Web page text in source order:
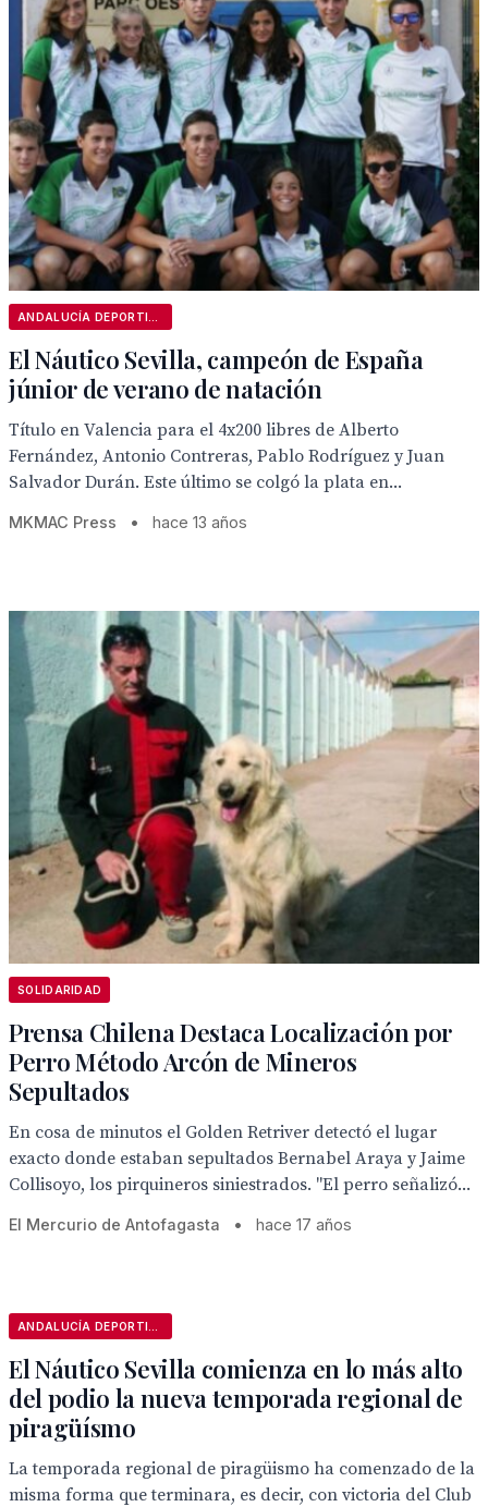
El Náutico Sevilla, campeón de España
júnior de verano de natación
Título en Valencia para el 4x200 libres de Alberto
Fernández, Antonio Contreras, Pablo Rodríguez y Juan
Salvador Durán. Este último se colgó la plata en...
MKMAC Press • hace 13 años
SOLIDARIDAD
Prensa Chilena Destaca Localización por
Perro Método Arcón de Mineros
Sepultados
En cosa de minutos el Golden Retriver detectó el lugar
exacto donde estaban sepultados Bernabel Araya y Jaime
Collisoyo, los pirquineros siniestrados. "El perro señalizó...
El Mercurio de Antofagasta • hace 17 años
El Náutico Sevilla comienza en lo más alto
del podio la nueva temporada regional de
piragüísmo
La temporada regional de piragüismo ha comenzado de la
misma forma que terminara, es decir, con victoria del Club